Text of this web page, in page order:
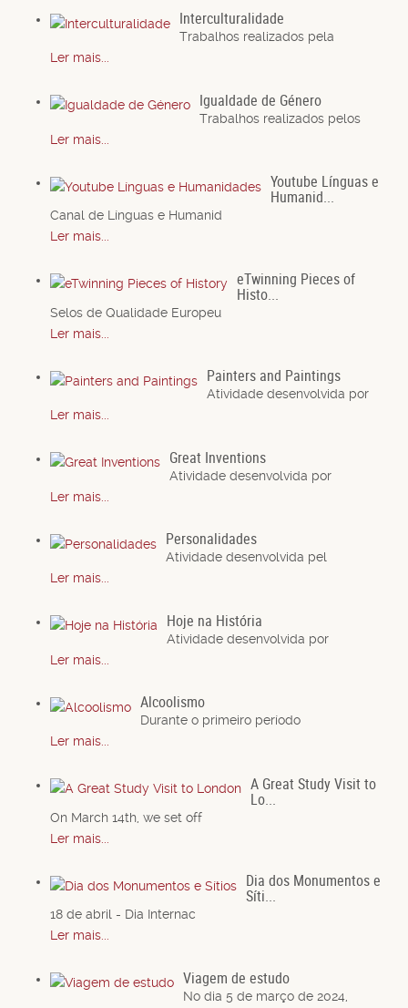
Interculturalidade
Trabalhos realizados pela
Ler mais...
Igualdade de Género
Trabalhos realizados pelos
Ler mais...
Youtube Línguas e
Humanid...
Canal de Línguas e Humanid
Ler mais...
eTwinning Pieces of
Histo...
Selos de Qualidade Europeu
Ler mais...
Painters and Paintings
Atividade desenvolvida por
Ler mais...
Great Inventions
Atividade desenvolvida por
Ler mais...
Personalidades
Atividade desenvolvida pel
Ler mais...
Hoje na História
Atividade desenvolvida por
Ler mais...
Alcoolismo
Durante o primeiro período
Ler mais...
A Great Study Visit to
Lo...
On March 14th, we set off
Ler mais...
Dia dos Monumentos e
Síti...
18 de abril - Dia Internac
Ler mais...
Viagem de estudo
No dia 5 de março de 2024,